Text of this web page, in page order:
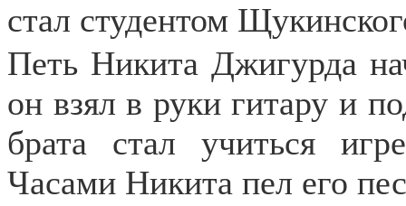
стал студентом
Петь Никита Джигурда
он взял в руки гитару и
брата стал учиться
Часами Никита пел его